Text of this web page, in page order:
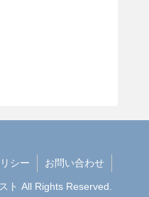
シー お問い合わせ
ト All Rights Reserved.